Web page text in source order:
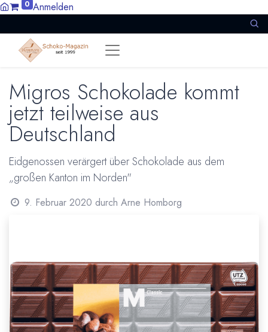
0 Anmelden
Migros Schokolade kommt
jetzt teilweise aus
Deutschland
Eidgenossen verärgert über Schokolade aus dem
„großen Kanton im Norden"
9. Februar 2020 durch Arne Homborg